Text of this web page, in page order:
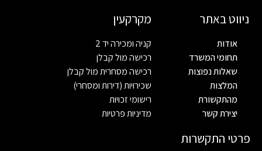
ניווט באתר
אודות
תחומי המשרד
שאלות נפוצות
המלצות
מהתקשורת
יצירת קשר
מקרקעין
קניה ומכירה יד 2
רכישה מול קבלן
רכישה מסחרית מול קבלן
שכירויות (דירות ומסחרי)
רישומי זכויות
מדיניות פרטיות
פרטי התקשרות